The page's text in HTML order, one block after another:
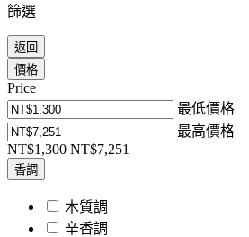
篩選
返回
價格
Price
最低價格
最高價格
NT$1,300 NT$7,251
香調
木質調
辛香調